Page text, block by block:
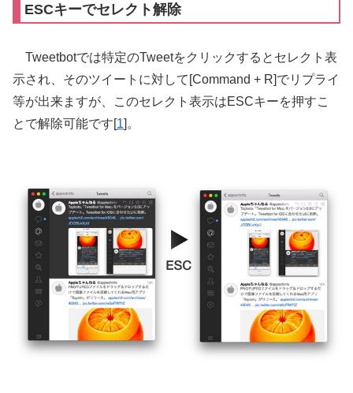
ESCキーでセレクト解除
Tweetbotでは特定のTweetをクリックするとセレクト表
示され、そのツイートに対して[Command + R]でリプライ
等が出来ますが、このセレクト表示はESCキーを押すこ
とで解除可能です[1]。